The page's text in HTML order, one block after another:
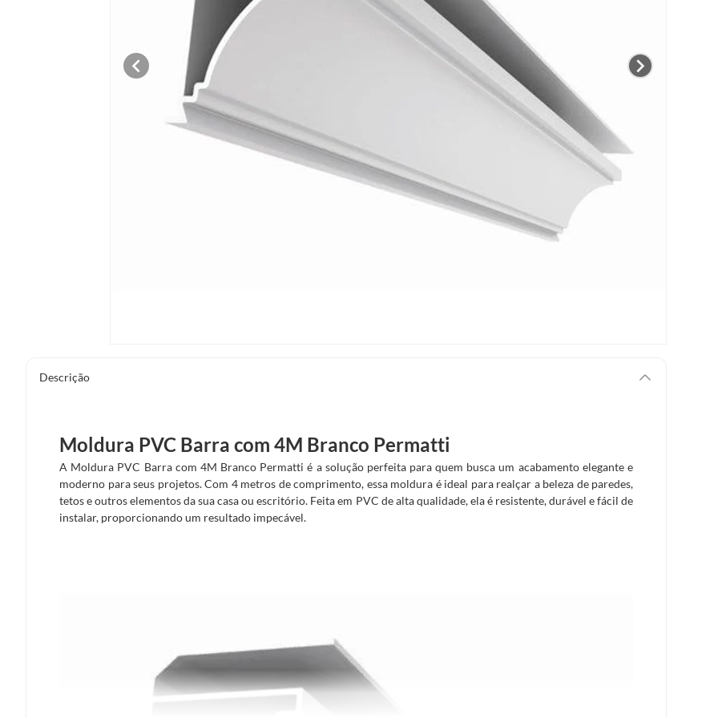
Descrição
Moldura PVC Barra com 4M Branco Permatti
A Moldura PVC Barra com 4M Branco Permatti é a solução perfeita para quem busca um acabamento elegante e
moderno para seus projetos. Com 4 metros de comprimento, essa moldura é ideal para realçar a beleza de paredes,
tetos e outros elementos da sua casa ou escritório. Feita em PVC de alta qualidade, ela é resistente, durável e fácil de
instalar, proporcionando um resultado impecável.